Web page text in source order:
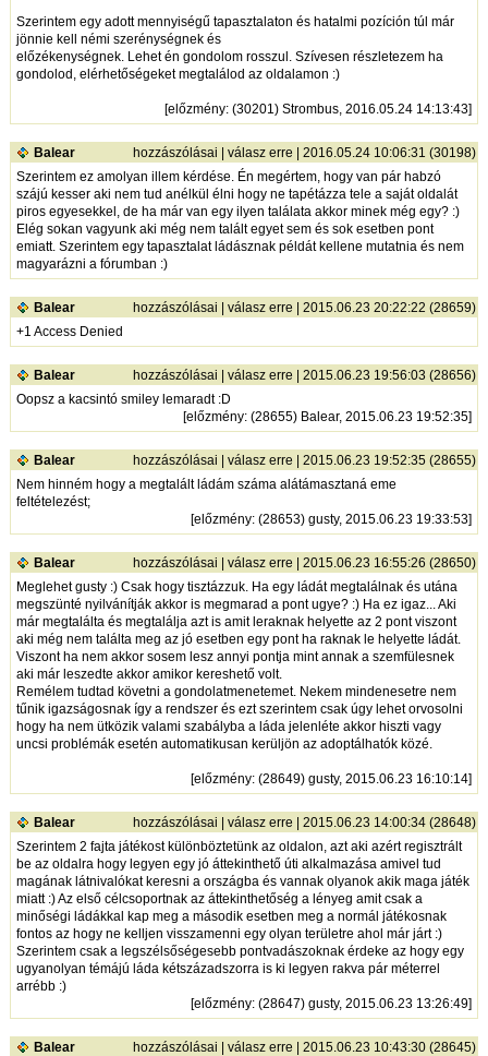
Szerintem egy adott mennyiségű tapasztalaton és hatalmi pozíción túl már
jönnie kell némi szerénységnek és
előzékenységnek. Lehet én gondolom rosszul. Szívesen részletezem ha
gondolod, elérhetőségeket megtalálod az oldalamon :)
[előzmény: (30201) Strombus, 2016.05.24 14:13:43]
Balear hozzászólásai |válasz erre | 2016.05.24 10:06:31 (30198)
Szerintem ez amolyan illem kérdése. Én megértem, hogy van pár habzó
szájú kesser aki nem tud anélkül élni hogy ne tapétázza tele a saját oldalát
piros egyesekkel, de ha már van egy ilyen találata akkor minek még egy? :)
Elég sokan vagyunk aki még nem talált egyet sem és sok esetben pont
emiatt. Szerintem egy tapasztalat ládásznak példát kellene mutatnia és nem
magyarázni a fórumban :)
Balear hozzászólásai |válasz erre | 2015.06.23 20:22:22 (28659)
+1 Access Denied
Balear hozzászólásai |válasz erre | 2015.06.23 19:56:03 (28656)
Oopsz a kacsintó smiley lemaradt :D
[előzmény: (28655) Balear, 2015.06.23 19:52:35]
Balear hozzászólásai |válasz erre | 2015.06.23 19:52:35 (28655)
Nem hinném hogy a megtalált ládám száma alátámasztaná eme
feltételezést;
[előzmény: (28653) gusty, 2015.06.23 19:33:53]
Balear hozzászólásai |válasz erre | 2015.06.23 16:55:26 (28650)
Meglehet gusty :) Csak hogy tisztázzuk. Ha egy ládát megtalálnak és utána
megszünté nyilvánítják akkor is megmarad a pont ugye? :) Ha ez igaz... Aki
már megtalálta és megtalálja azt is amit leraknak helyette az 2 pont viszont
aki még nem találta meg az jó esetben egy pont ha raknak le helyette ládát.
Viszont ha nem akkor sosem lesz annyi pontja mint annak a szemfülesnek
aki már leszedte akkor amikor kereshető volt.
Remélem tudtad követni a gondolatmenetemet. Nekem mindenesetre nem
tűnik igazságosnak így a rendszer és ezt szerintem csak úgy lehet orvosolni
hogy ha nem ütközik valami szabályba a láda jelenléte akkor hiszti vagy
uncsi problémák esetén automatikusan kerüljön az adoptálhatók közé.
[előzmény: (28649) gusty, 2015.06.23 16:10:14]
Balear hozzászólásai |válasz erre | 2015.06.23 14:00:34 (28648)
Szerintem 2 fajta játékost különböztetünk az oldalon, azt aki azért regisztrált
be az oldalra hogy legyen egy jó áttekinthető úti alkalmazása amivel tud
magának látnivalókat keresni a országba és vannak olyanok akik maga játék
miatt :) Az első célcsoportnak az áttekinthetőség a lényeg amit csak a
minőségi ládákkal kap meg a második esetben meg a normál játékosnak
fontos az hogy ne kelljen visszamenni egy olyan területre ahol már járt :)
Szerintem csak a legszélsőségesebb pontvadászoknak érdeke az hogy egy
ugyanolyan témájú láda kétszázadszorra is ki legyen rakva pár méterrel
arrébb :)
[előzmény: (28647) gusty, 2015.06.23 13:26:49]
Balear hozzászólásai |válasz erre | 2015.06.23 10:43:30 (28645)